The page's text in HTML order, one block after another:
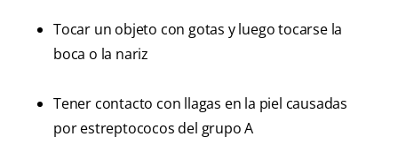
Tocar un objeto con gotas y luego tocarse la
boca o la nariz
Tener contacto con llagas en la piel causadas
por estreptococos del grupo A